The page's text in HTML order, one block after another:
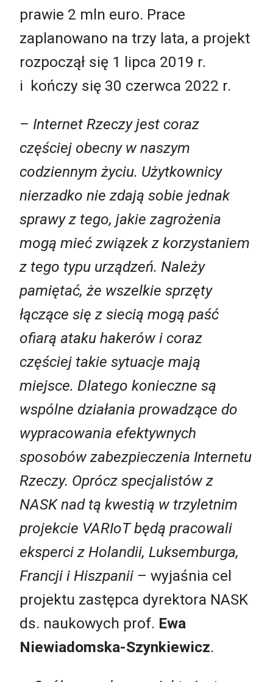
prawie 2 mln euro. Prace
zaplanowano na trzy lata, a projekt
rozpoczął się 1 lipca 2019 r.
i kończy się 30 czerwca 2022 r.
– Internet Rzeczy jest coraz
częściej obecny w naszym
codziennym życiu. Użytkownicy
nierzadko nie zdają sobie jednak
sprawy z tego, jakie zagrożenia
mogą mieć związek z korzystaniem
z tego typu urządzeń. Należy
pamiętać, że wszelkie sprzęty
łączące się z siecią mogą paść
ofiarą ataku hakerów i coraz
częściej takie sytuacje mają
miejsce. Dlatego konieczne są
wspólne działania prowadzące do
wypracowania efektywnych
sposobów zabezpieczenia Internetu
Rzeczy. Oprócz specjalistów z
NASK nad tą kwestią w trzyletnim
projekcie VARIoT będą pracowali
eksperci z Holandii, Luksemburga,
Francji i Hiszpanii – wyjaśnia cel
projektu zastępca dyrektora NASK
ds. naukowych prof. Ewa
Niewiadomska-Szynkiewicz.